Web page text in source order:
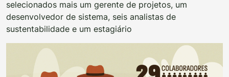
selecionados mais um gerente de projetos, um
desenvolvedor de sistema, seis analistas de
sustentabilidade e um estagiário